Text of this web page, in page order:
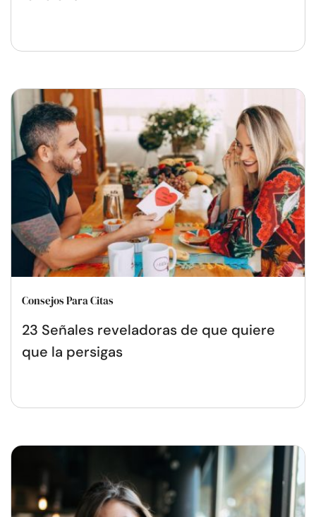
Consejos Para Citas
23 Señales reveladoras de que quiere
que la persigas